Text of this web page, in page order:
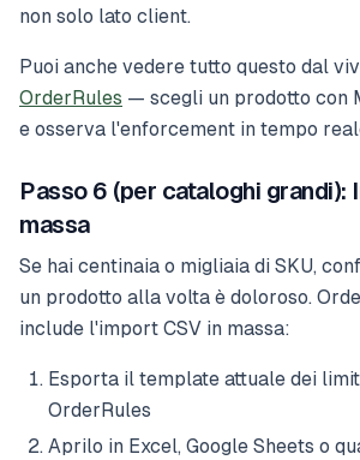
non solo lato client.
Puoi anche vedere tutto questo dal
OrderRules — scegli un prodotto con
e osserva l'enforcement in tempo
Passo 6 (per cataloghi grandi):
massa
Se hai centinaia o migliaia di SKU,
un prodotto alla volta è doloroso.
include l'import CSV in massa:
Esporta il template attuale dei
OrderRules
Aprilo in Excel, Google Sheets o